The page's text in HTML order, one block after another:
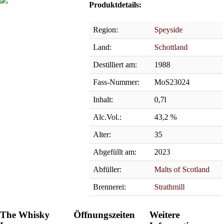
Produktdetails:
Region: Speyside
Land: Schottland
Destilliert am: 1988
Fass-Nummer: MoS23024
Inhalt: 0,7l
Alc.Vol.: 43,2 %
Alter: 35
Abgefüllt am: 2023
Abfüller: Malts of Scotland
Brennerei: Strathmill
The Whisky
Öffnungszeiten
Weitere